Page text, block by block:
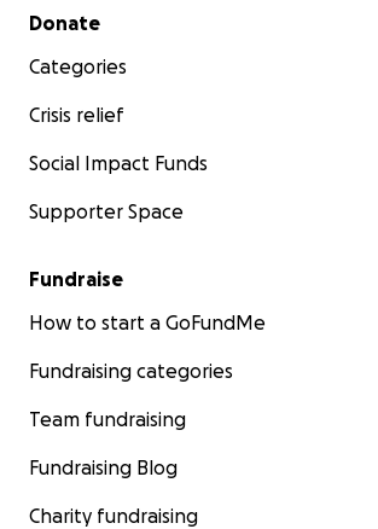
Secondary menu
Donate
Categories
Crisis relief
Social Impact Funds
Supporter Space
Fundraise
How to start a GoFundMe
Fundraising categories
Team fundraising
Fundraising Blog
Charity fundraising